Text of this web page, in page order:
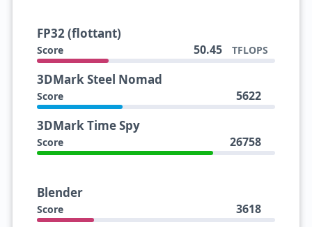
FP32 (flottant)
Score 50.45 TFLOPS
3DMark Steel Nomad
Score 5622
3DMark Time Spy
Score 26758
Blender
Score 3618